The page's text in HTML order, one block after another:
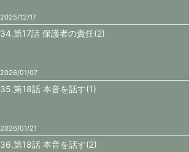
2025/12/17
34.第17話 保護者の責任(2)
2026/01/07
35.第18話 本音を話す(1)
2026/01/21
36.第18話 本音を話す(2)